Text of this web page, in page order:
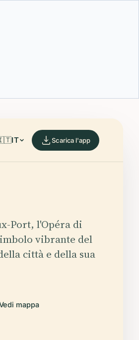
IT Scarica l'app
Port, l'Opéra di
vibrante del
città e della sua
mappa